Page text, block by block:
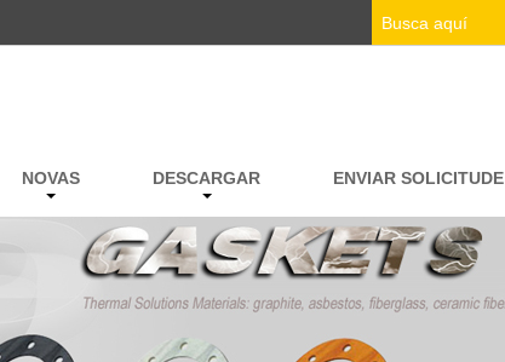
NOVAS DESCARGAR ENVIAR SOLICITUDE